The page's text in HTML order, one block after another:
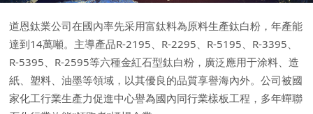
道恩鈦業公司在國內率先采用富鈦料為原料生產鈦白粉，年產能
達到14萬噸。主導產品R-2195、R-2295、R-5195、R-3395、
R-5395、R-2595等六種金紅石型鈦白粉，廣泛應用于涂料、造
紙、塑料、油墨等領域，以其優良的品質享譽海內外。公司被國
家化工行業生產力促進中心譽為國內同行業樣板工程，多年蟬聯